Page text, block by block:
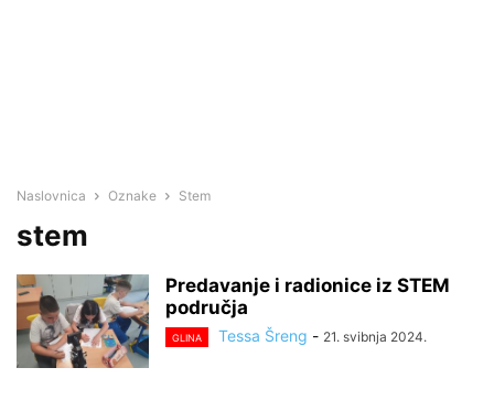
Naslovnica Oznake Stem
stem
Predavanje i radionice iz STEM
područja
GLINA Tessa Šreng - 21. svibnja 2024.